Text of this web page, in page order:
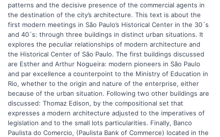
patterns and the decisive presence of the commercial agents in
the destination of the city’s architecture. This text is about the
first modern meetings in São Paulo’s Historical Center in the 30´s
and 40´s: through three buildings in distinct urban situations. It
explores the peculiar relationships of modern architecture and
the Historical Center of São Paulo. The first buildings discussed
are Esther and Arthur Nogueira: modern pioneers in São Paulo
and par excellence a counterpoint to the Ministry of Education in
Rio, whether to the origin and nature of the enterprise, either
because of the urban situation. Following two other buildings are
discussed: Thomaz Edison, by the compositional set that
expresses a modern architecture adjusted to the imperatives of
legislation and to the small lots particularities. Finally, Banco
Paulista do Comercio, (Paulista Bank of Commerce) located in the